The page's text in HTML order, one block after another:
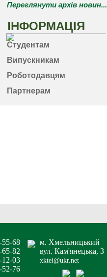
Переглянути архів новин...
ІНФОРМАЦІЯ
Студентам
Випускникам
Роботодавцям
Партнерам
м. Хмельницький
вул. Кам'янецька, З
xktei@ukr.net
55-68
65-82
12-03
52-76